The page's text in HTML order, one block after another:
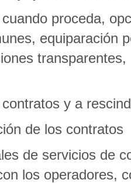
proceda,
equiparación
y a
de los contratos
de servicios de
los operadores,